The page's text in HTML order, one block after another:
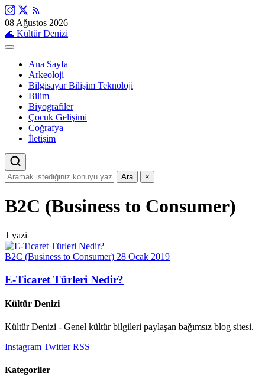
08 Ağustos 2026
🌊 Kültür Denizi
Ana Sayfa
Arkeoloji
Bilgisayar Bilişim Teknoloji
Bilim
Biyografiler
Çocuk Gelişimi
Coğrafya
İletişim
Ara ×
B2C (Business to Consumer)
1 yazi
B2C (Business to Consumer) 28 Ocak 2019
E-Ticaret Türleri Nedir?
Kültür Denizi
Kültür Denizi - Genel kültür bilgileri paylaşan bağımsız blog sitesi.
Instagram Twitter RSS
Kategoriler